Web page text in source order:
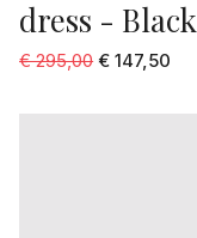
dress - Black
€ 295,00 € 147,50